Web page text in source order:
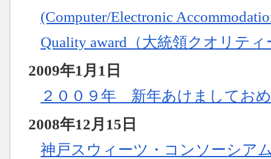
(Computer/Electronic
Quality award（大統領クオリテ
2009年1月1日
２００９年 新年あけましてお
2008年12月15日
神戸スウィーツ・コンソーシア